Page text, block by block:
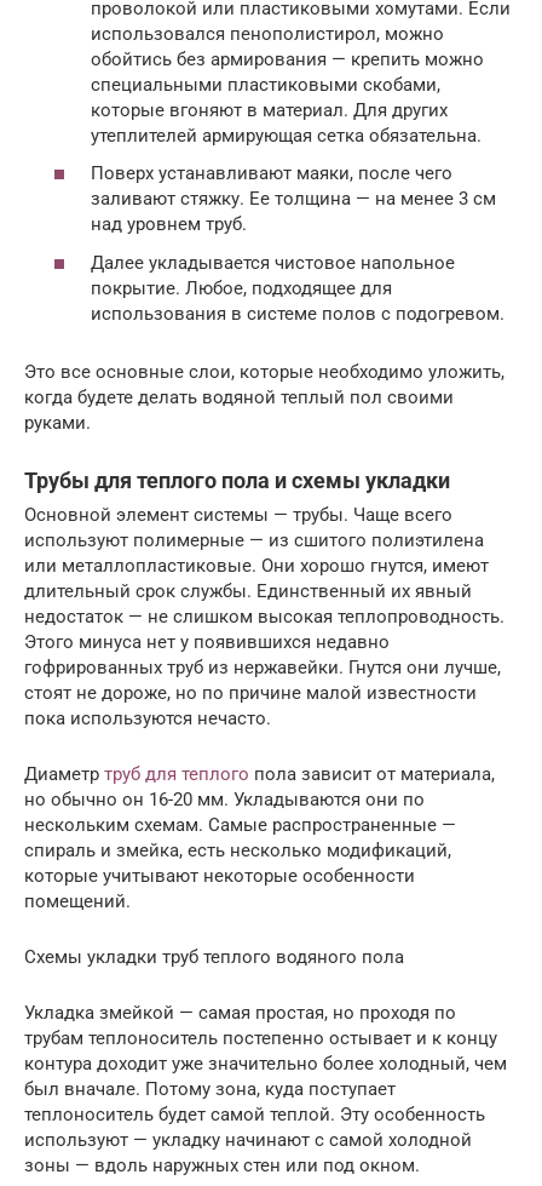
проволокой или пластиковыми хомутами. Если
использовался пенополистирол, можно
обойтись без армирования — крепить можно
специальными пластиковыми скобами,
которые вгоняют в материал. Для других
утеплителей армирующая сетка обязательна.
Поверх устанавливают маяки, после чего
заливают стяжку. Ее толщина — на менее 3 см
над уровнем труб.
Далее укладывается чистовое напольное
покрытие. Любое, подходящее для
использования в системе полов с подогревом.
Это все основные слои, которые необходимо уложить,
когда будете делать водяной теплый пол своими
руками.
Трубы для теплого пола и схемы укладки
Основной элемент системы — трубы. Чаще всего
используют полимерные — из сшитого полиэтилена
или металлопластиковые. Они хорошо гнутся, имеют
длительный срок службы. Единственный их явный
недостаток — не слишком высокая теплопроводность.
Этого минуса нет у появившихся недавно
гофрированных труб из нержавейки. Гнутся они лучше,
стоят не дороже, но по причине малой известности
пока используются нечасто.
Диаметр труб для теплого пола зависит от материала,
но обычно он 16-20 мм. Укладываются они по
нескольким схемам. Самые распространенные —
спираль и змейка, есть несколько модификаций,
которые учитывают некоторые особенности
помещений.
Схемы укладки труб теплого водяного пола
Укладка змейкой — самая простая, но проходя по
трубам теплоноситель постепенно остывает и к концу
контура доходит уже значительно более холодный, чем
был вначале. Потому зона, куда поступает
теплоноситель будет самой теплой. Эту особенность
используют — укладку начинают с самой холодной
зоны — вдоль наружных стен или под окном.